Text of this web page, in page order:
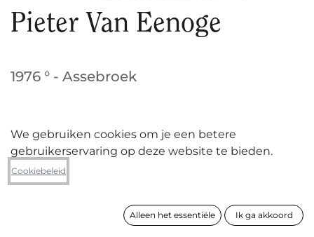
Pieter Van Eenoge
1976 ° - Assebroek
VOLGEN
en werkt in Assebroek) illustreert inmiddels 20 jaar
voor alle mogelijke opdrachtgevers uit de
We gebruiken cookies om je een betere
gebruikerservaring op deze website te bieden.
Cookiebeleid
Alleen het essentiële Ik ga akkoord